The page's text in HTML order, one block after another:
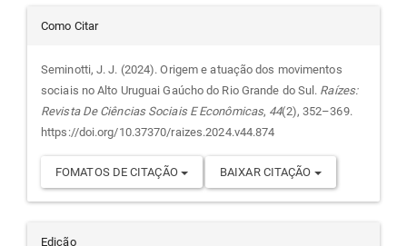
Detalhes
do
artigo
Como Citar
Seminotti, J. J. (2024). Origem e atuação dos movimentos
sociais no Alto Uruguai Gaúcho do Rio Grande do Sul. Raízes:
Revista De Ciências Sociais E Econômicas, 44(2), 352–369.
https://doi.org/10.37370/raizes.2024.v44.874
FOMATOS DE CITAÇÃO BAIXAR CITAÇÃO
Edição